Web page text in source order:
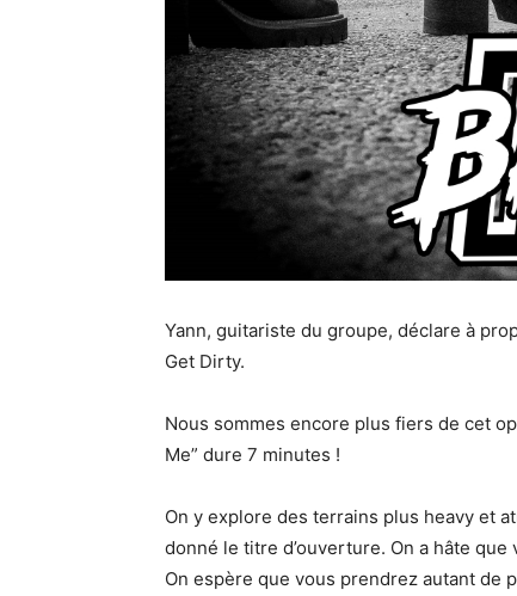
Yann, guitariste du groupe, déclare à
Get Dirty.
Nous sommes encore plus fiers de cet
Me” dure 7 minutes !
On y explore des terrains plus heavy et
donné le titre d’ouverture. On a hâte que
On espère que vous prendrez autant de